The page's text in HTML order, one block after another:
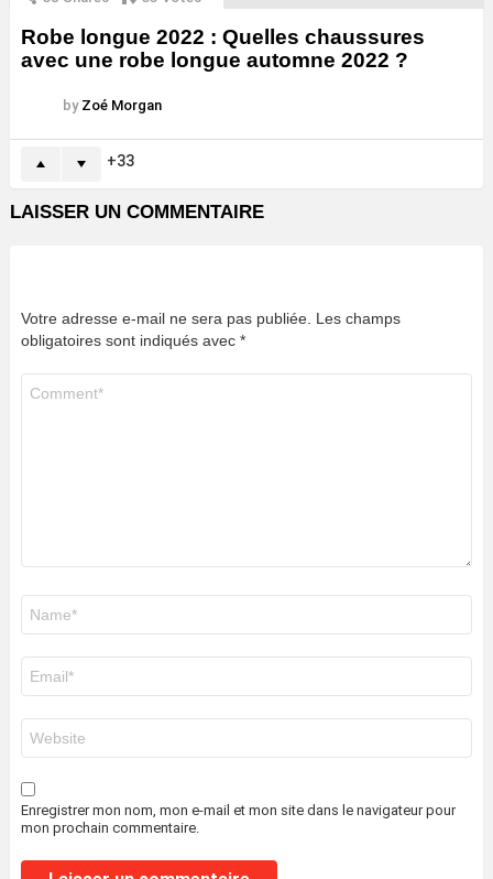
Robe longue 2022 : Quelles chaussures
avec une robe longue automne 2022 ?
by Zoé Morgan
33
LAISSER UN COMMENTAIRE
Votre adresse e-mail ne sera pas publiée. Les champs
obligatoires sont indiqués avec *
mail
*
web
Enregistrer mon nom, mon e-mail et mon site dans le navigateur pour
mon prochain commentaire.